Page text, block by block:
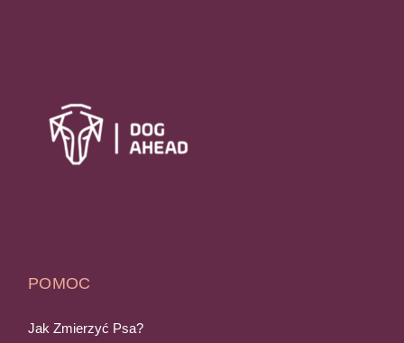
POMOC
Jak Zmierzyć Psa?